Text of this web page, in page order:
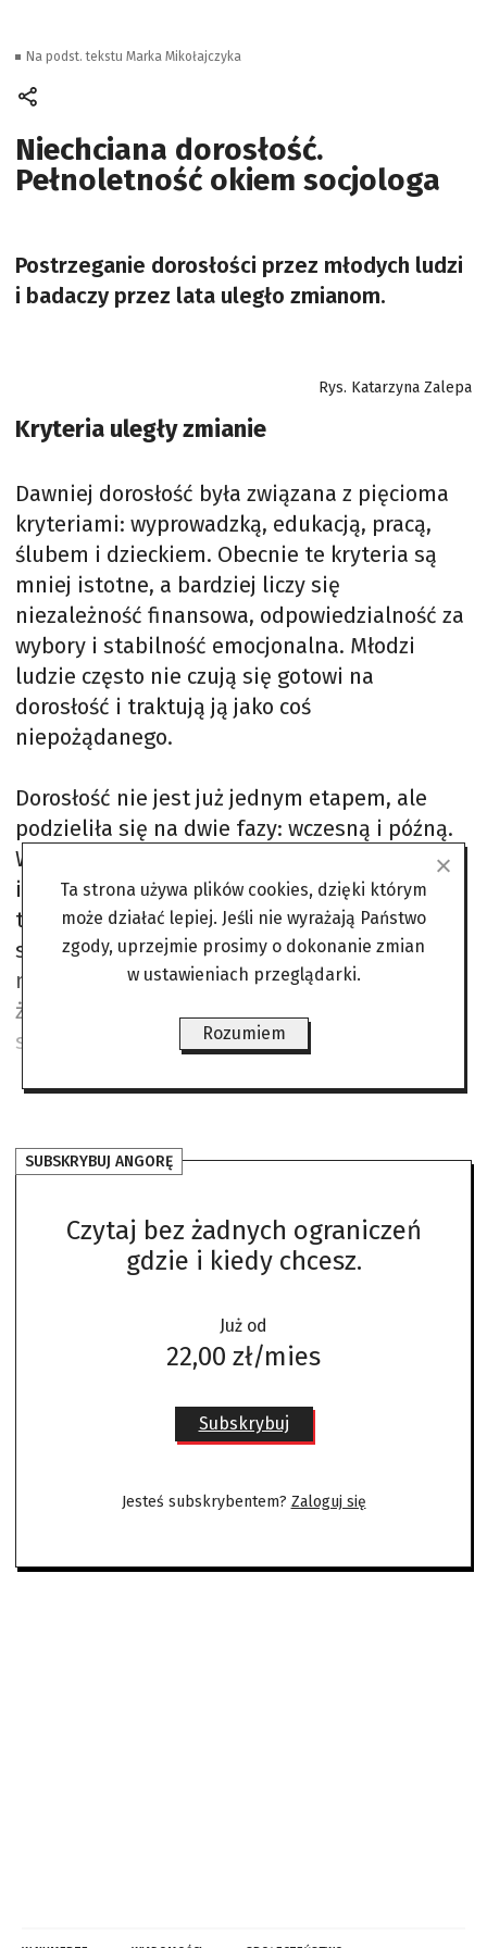
Niechciana dorosłość.
Pełnoletność okiem socjologa
Postrzeganie dorosłości przez młodych ludzi
i badaczy przez lata uległo zmianom.
Rys. Katarzyna Zalepa
Kryteria uległy zmianie
Dawniej dorosłość była związana z pięcioma
kryteriami: wyprowadzką, edukacją, pracą,
ślubem i dzieckiem. Obecnie te kryteria są
mniej istotne, a bardziej liczy się
niezależność finansowa, odpowiedzialność za
wybory i stabilność emocjonalna. Młodzi
ludzie często nie czują się gotowi na
dorosłość i traktują ją jako coś
niepożądanego.
Dorosłość nie jest już jednym etapem, ale
podzieliła się na dwie fazy: wczesną i późną.
W pierwszej fazie młodzi ludzie kończą szkołę
i podejmują pierwsze prace, a w drugiej
tworzą związki i rodziny. Dorosłość „wyłania
się” między 18. a 29. rokiem życia, kiedy
młodzi ludzie szukają swojej tożsamości i
życiowej drogi. Można założyć, że 30. urodziny
są obecnie granicą dorosłości.
SUBSKRYBUJ ANGORĘ
Czytaj bez żadnych ograniczeń
gdzie i kiedy chcesz.
Już od
22,00 zł/mies
Subskrybuj
Jesteś subskrybentem? Zaloguj się
Na podst. tekstu Marka Mikołajczyka
Ta strona używa plików cookies, dzięki którym
może działać lepiej. Jeśli nie wyrażają Państwo
zgody, uprzejmie prosimy o dokonanie zmian
w ustawieniach przeglądarki.
Rozumiem